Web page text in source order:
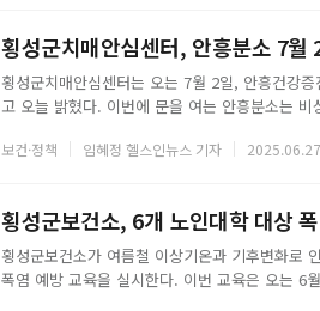
횡성군치매안심센터, 안흥분소 7
횡성군치매안심센터는 오는 7월 2일, 안흥건강
고 오늘 밝혔다. 이번에 문을 여는 안흥분소는
하기 위한 조치다.횡성군은 65세 이상 고령 인
보건·정책 임혜정 헬스인뉴스 기자
횡성군보건소, 6개 노인대학 대상
횡성군보건소가 여름철 이상기온과 기후변화로
폭염 예방 교육을 실시한다. 이번 교육은 오는 6